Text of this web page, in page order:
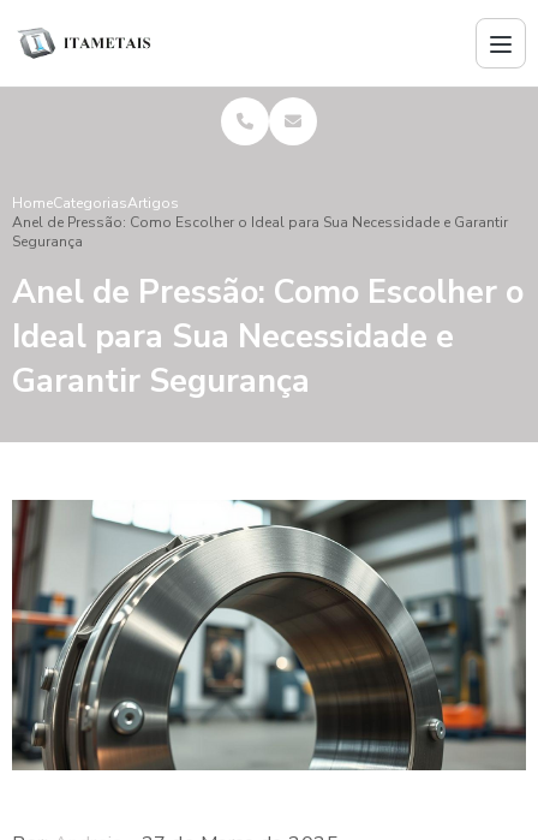
HomeCategoriasArtigos
Anel de Pressão: Como Escolher o Ideal para Sua Necessidade e Garantir
Segurança
Anel de Pressão: Como Escolher o
Ideal para Sua Necessidade e
Garantir Segurança